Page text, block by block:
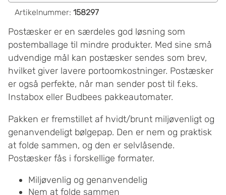
Artikelnummer: 158297
Postæsker er en særdeles god løsning som
postemballage til mindre produkter. Med sine små
udvendige mål kan postæsker sendes som brev,
hvilket giver lavere portoomkostninger. Postæsker
er også perfekte, når man sender post til f.eks.
Instabox eller Budbees pakkeautomater.
Pakken er fremstillet af hvidt/brunt miljøvenligt og
genanvendeligt bølgepap. Den er nem og praktisk
at folde sammen, og den er selvlåsende.
Postæsker fås i forskellige formater.
Miljøvenlig og genanvendelig
Nem at folde sammen